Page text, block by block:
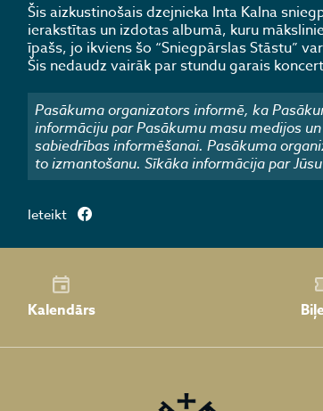
Šis aizkustinošais dzejnieka Inta Kalna
ierakstītas un izdotas albumā, kuru
īpašs, jo ikviens šo “Sniegpārslas Stāstu”
Šis nedaudz vairāk par stundu garais
Pasākuma organizators informē, ka
informāciju par Pasākumu masu medijos
sabiedrības informēšanai. Pasākuma
to izmantošanu. Sīkāka informācija par
Ieteikt
Kalendārs